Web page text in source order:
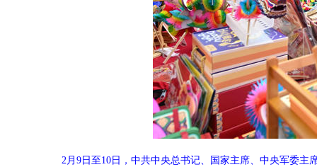
2月9日至10日，中共中央总书记、国家主席、中央军委